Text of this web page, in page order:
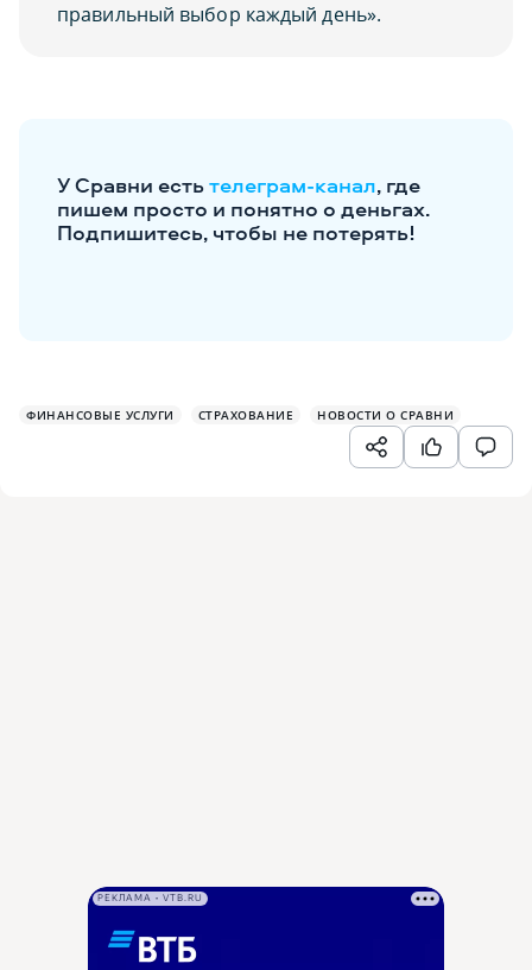
правильный выбор каждый день».
У Сравни естьтелеграм-канал, где
пишем просто и понятно о деньгах.
Подпишитесь, чтобы не потерять!
ФИНАНСОВЫЕ УСЛУГИ СТРАХОВАНИЕ НОВОСТИ О СРАВНИ
РЕКЛАМА • VTB.RU